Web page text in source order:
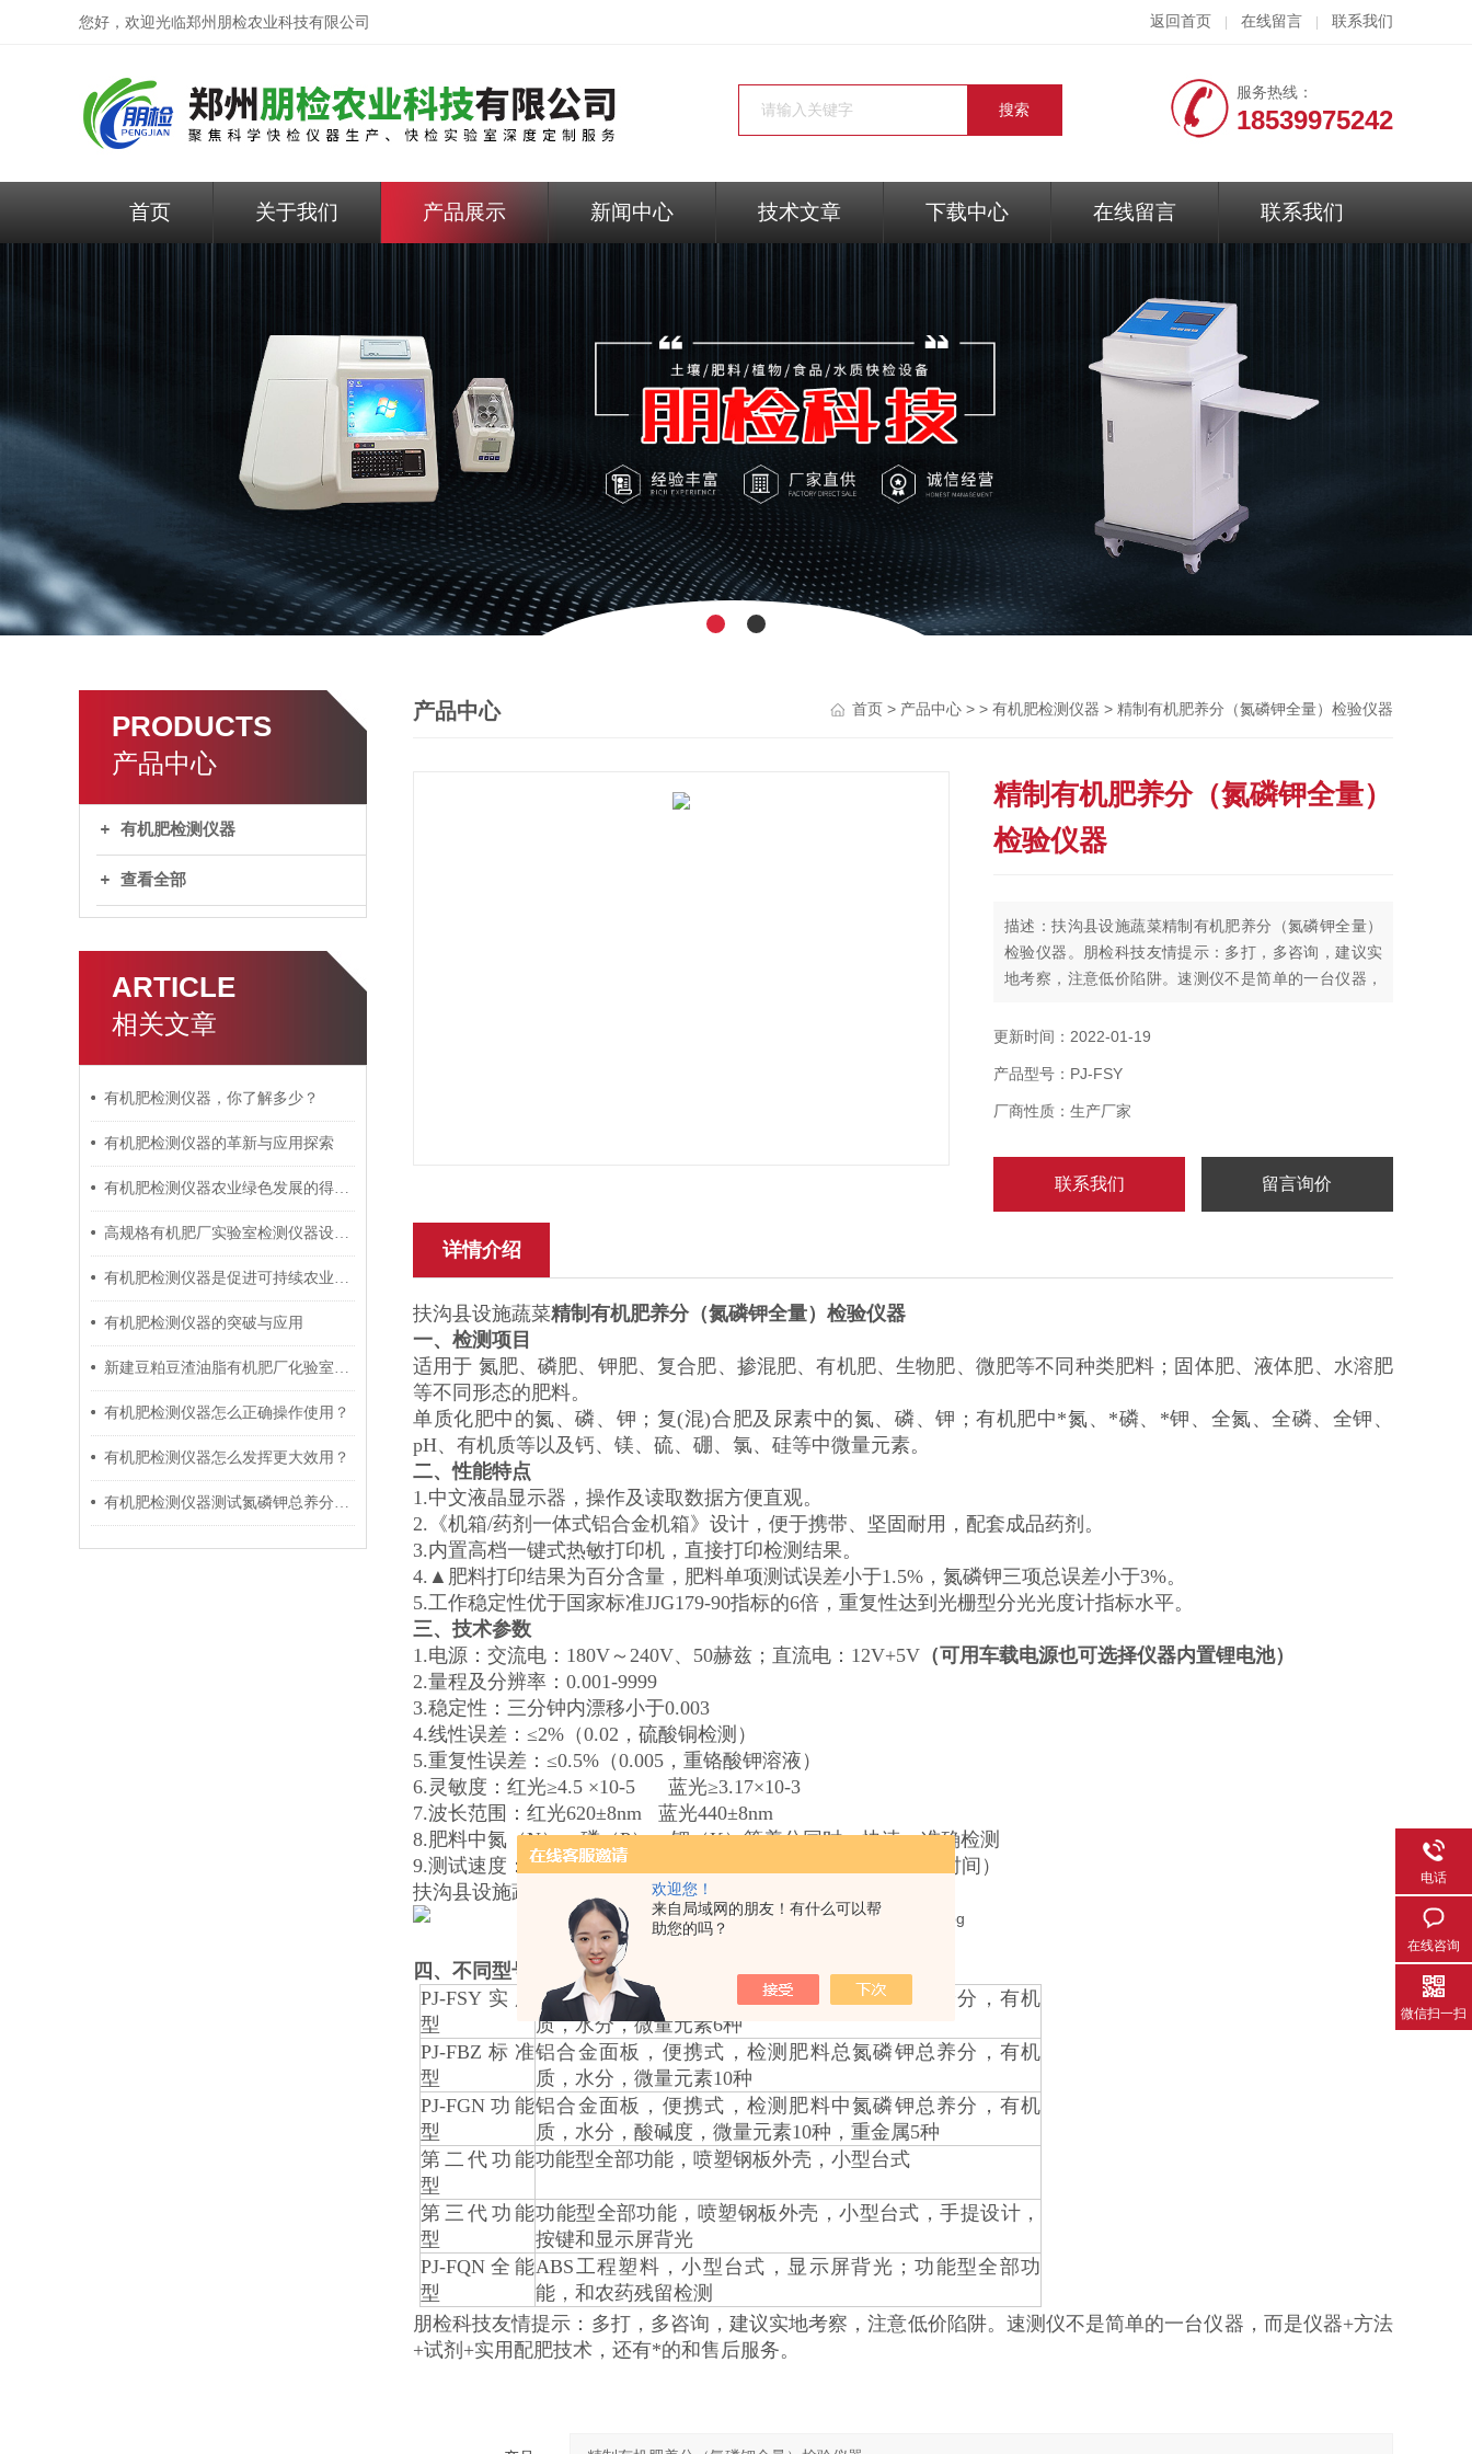
欢迎您！
来自局域网的朋友！有什么可以帮
助您的吗？
您好，欢迎光临郑州朋检农业科技有限公司 返回首页 在线留言 联系我们
服务热线：
18539975242
首页 关于我们 产品展示 新闻中心 技术文章 下载中心 在线留言 联系我们
PRODUCTS
产品中心
有机肥检测仪器
查看全部
ARTICLE
相关文章
有机肥检测仪器，你了解多少？
有机肥检测仪器的革新与应用探索
有机肥检测仪器农业绿色发展的得力助手
高规格有机肥厂实验室检测仪器设备清单（交钥匙工程）
有机肥检测仪器是促进可持续农业发展的工具
有机肥检测仪器的突破与应用
新建豆粕豆渣油脂有机肥厂化验室检测仪器设备
有机肥检测仪器怎么正确操作使用？
有机肥检测仪器怎么发挥更大效用？
有机肥检测仪器测试氮磷钾总养分步骤
产品中心 首页 > 产品中心 > > 有机肥检测仪器 > 精制有机肥养分（氮磷钾全量）检验仪器
精制有机肥养分（氮磷钾全量）
检验仪器
描述：扶沟县设施蔬菜精制有机肥养分（氮磷钾全量）
检验仪器。朋检科技友情提示：多打，多咨询，建议实
地考察，注意低价陷阱。速测仪不是简单的一台仪器，
务。
更新时间：2022-01-19
产品型号：PJ-FSY
厂商性质：生产厂家
联系我们 留言询价
详情介绍
扶沟县设施蔬菜精制有机肥养分（氮磷钾全量）检验仪器
一、 检测项目
适用于 氮肥、磷肥、钾肥、复合肥、掺混肥、有机肥、生物肥、微肥等不同种类肥料；固体肥、液体肥、水溶肥
等不同形态的肥料。
单质化肥中的氮、磷、钾；复(混)合肥及尿素中的氮、磷、钾；有机肥中*氮、*磷、*钾、全氮、全磷、全钾、
pH、有机质等以及钙、镁、硫、硼、氯、硅等中微量元素。
二、性能特点
1.中文液晶显示器，操作及读取数据方便直观。
2.《机箱/药剂一体式铝合金机箱》设计，便于携带、坚固耐用，配套成品药剂。
3.内置高档一键式热敏打印机，直接打印检测结果。
4.▲肥料打印结果为百分含量，肥料单项测试误差小于1.5%，氮磷钾三项总误差小于3%。
5.工作稳定性优于国家标准JJG179-90指标的6倍，重复性达到光栅型分光光度计指标水平。
三、技术参数
1.电源：交流电：180V～240V、50赫兹；直流电：12V+5V （可用车载电源也可选择仪器内置锂电池）
2.量程及分辨率：0.001-9999
3.稳定性：三分钟内漂移小于0.003
4.线性误差：≤2%（0.02，硫酸铜检测）
5.重复性误差：≤0.5%（0.005，重铬酸钾溶液）
6.灵敏度：红光≥4.5 ×10-5 蓝光≥3.17×10-3
7.波长范围：红光620±8nm 蓝光440±8nm
8.肥料中氮（N）、磷（P）、钾（K）等养分同时、快速、准确检测
9.测试速度：测一个肥料样（N、P、K）≤1个小时（含前处理时间）
扶沟县设施蔬菜
精制有机肥养分（氮磷钾全量）检验仪器
四 、 不同型号 肥料养分速测仪的
PJ-FSY实用
型
铝合金面板，便携式，检测肥料中氮磷钾总养分，有机
质，水分，微量元素6种
PJ-FBZ标准
型
铝合金面板，便携式，检测肥料总氮磷钾总养分，有机
质，水分，微量元素10种
PJ-FGN功能
型
铝合金面板，便携式，检测肥料中氮磷钾总养分，有机
质，水分，酸碱度，微量元素10种，重金属5种
第二代功能
型
功能型全部功能，喷塑钢板外壳，小型台式
第三代功能
型
功能型全部功能，喷塑钢板外壳，小型台式，手提设计，
按键和显示屏背光
PJ-FQN全能
型
ABS工程塑料，小型台式，显示屏背光；功能型全部功
能，和农药残留检测
朋检科技友情提示：多打，多咨询，建议实地考察，注意低价陷阱。速测仪不是简单的一台仪器，而是仪器+方法
+试剂+实用配肥技术，还有*的和售后服务。
电话
在线咨询
微信扫一扫